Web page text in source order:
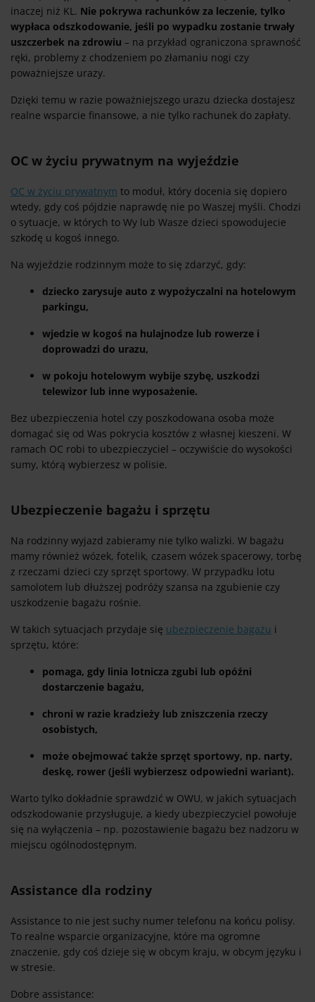
inaczej niż KL. Nie pokrywa rachunków za leczenie, tylko
wypłaca odszkodowanie, jeśli po wypadku zostanie trwały
uszczerbek na zdrowiu – na przykład ograniczona sprawność
ręki, problemy z chodzeniem po złamaniu nogi czy
poważniejsze urazy.
Dzięki temu w razie poważniejszego urazu dziecka dostajesz
realne wsparcie finansowe, a nie tylko rachunek do zapłaty.
OC w życiu prywatnym na wyjeździe
OC w życiu prywatnym to moduł, który docenia się dopiero
wtedy, gdy coś pójdzie naprawdę nie po Waszej myśli. Chodzi
o sytuacje, w których to Wy lub Wasze dzieci spowodujecie
szkodę u kogoś innego.
Na wyjeździe rodzinnym może to się zdarzyć, gdy:
dziecko zarysuje auto z wypożyczalni na hotelowym
parkingu,
wjedzie w kogoś na hulajnodze lub rowerze i
doprowadzi do urazu,
w pokoju hotelowym wybije szybę, uszkodzi
telewizor lub inne wyposażenie.
Bez ubezpieczenia hotel czy poszkodowana osoba może
domagać się od Was pokrycia kosztów z własnej kieszeni. W
ramach OC robi to ubezpieczyciel – oczywiście do wysokości
sumy, którą wybierzesz w polisie.
Ubezpieczenie bagażu i sprzętu
Na rodzinny wyjazd zabieramy nie tylko walizki. W bagażu
mamy również wózek, fotelik, czasem wózek spacerowy, torbę
z rzeczami dzieci czy sprzęt sportowy. W przypadku lotu
samolotem lub dłuższej podróży szansa na zgubienie czy
uszkodzenie bagażu rośnie.
W takich sytuacjach przydaje się ubezpieczenie bagażu i
sprzętu, które:
pomaga, gdy linia lotnicza zgubi lub opóźni
dostarczenie bagażu,
chroni w razie kradzieży lub zniszczenia rzeczy
osobistych,
może obejmować także sprzęt sportowy, np. narty,
deskę, rower (jeśli wybierzesz odpowiedni wariant).
Warto tylko dokładnie sprawdzić w OWU, w jakich sytuacjach
odszkodowanie przysługuje, a kiedy ubezpieczyciel powołuje
się na wyłączenia – np. pozostawienie bagażu bez nadzoru w
miejscu ogólnodostępnym.
Assistance dla rodziny
Assistance to nie jest suchy numer telefonu na końcu polisy.
To realne wsparcie organizacyjne, które ma ogromne
znaczenie, gdy coś dzieje się w obcym kraju, w obcym języku i
w stresie.
Dobre assistance: